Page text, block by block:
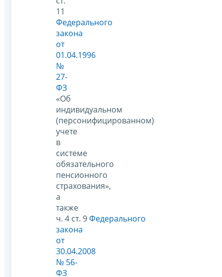
11
Федерального
закона
от
01.04.1996
№
27-
ФЗ
«Об
индивидуальном
(персонифицированном)
учете
в
системе
обязательного
пенсионного
страхования»,
а
также
ч. 4 ст. 9Федерального
закона
от
30.04.2008
№ 56-
ФЗ